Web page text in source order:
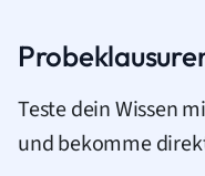
Teste dein Wissen
und bekomme